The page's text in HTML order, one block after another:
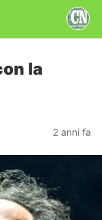
la
2 anni fa